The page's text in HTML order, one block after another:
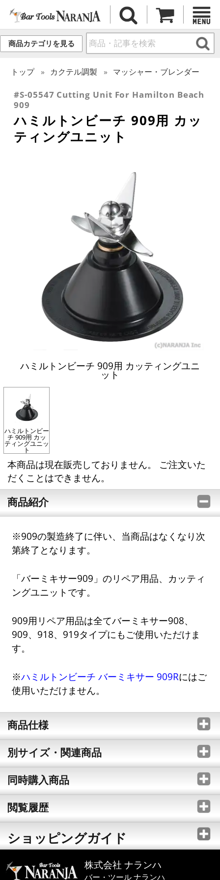
商品カテゴリを見る
トップ カクテル調製 マッシャー・ブレンダー
#S-05547 Cutting Unit For Hamilton Beach
909
ハミルトンビーチ 909用 カッ
ティングユニット
ハミルトンビーチ 909用 カッティングユニ
ット
ハミルトンビー
チ 909用 カッ
ティングユニッ
ト
本商品は現在販売しておりません。 ご注文いた
だくことはできません。
商品紹介
※909の製造終了に伴い、当商品はなくなり次
第終了となります。
「バーミキサー909」のリペア用品、カッティ
ングユニットです。
909用リペア用品は全てバーミキサー908、
909、918、919タイプにもご使用いただけま
す。
※ハミルトンビーチ バーミキサー 909Rにはご
使用いただけません。
商品仕様
別サイズ・関連商品
同時購入商品
閲覧履歴
ショッピングガイド
株式会社 ナランハ
バー・ツール ナランハ